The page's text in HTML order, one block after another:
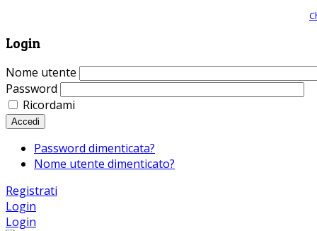
Login
Nome utente
Password
Ricordami
Accedi
Password dimenticata?
Nome utente dimenticato?
Registrati
Login
Login